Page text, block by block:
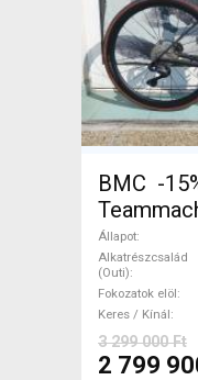
BMC -
Ultegra
Shimano
új /
Állapot
Alkatrészcsalád
(Outi)
Fokozatok elöl
Keres / Kínál
3 299 000 Ft
2 799